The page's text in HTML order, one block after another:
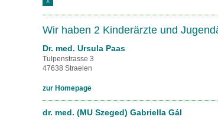
Wir haben 2 Kinderärzte und
Dr. med. Ursula Paas
Tulpenstrasse 3
47638 Straelen
zur Homepage
dr. med. (MU Szeged) Gabriella Gál